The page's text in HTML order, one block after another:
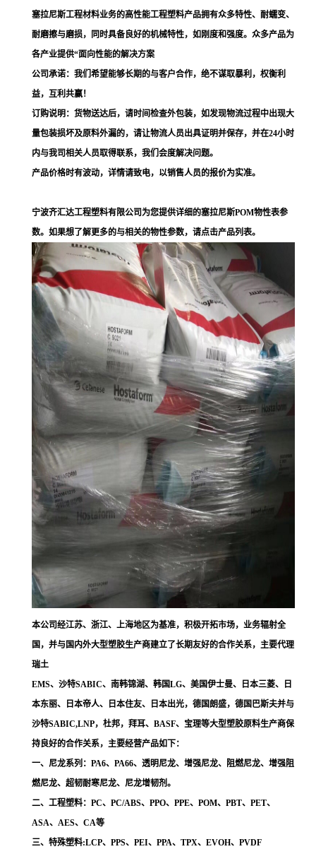
塞拉尼斯工程材料业务的高性能工程塑料产品拥有众多特性、耐蠕变、
耐磨擦与磨损，同时具备良好的机械特性，如刚度和强度。众多产品为
各产业提供“面向性能的解决方案
公司承诺：我们希望能够长期的与客户合作，绝不谋取暴利，权衡利
益，互利共赢！
订购说明：货物送达后，请时间检查外包装，如发现物流过程中出现大
量包装损坏及原料外漏的，请让物流人员出具证明并保存，并在24小时
内与我司相关人员取得联系，我们会度解决问题。
产品价格时有波动，详情请致电，以销售人员的报价为实准。
宁波齐汇达工程塑料有限公司为您提供详细的塞拉尼斯POM物性表参
数。如果想了解更多的与相关的物性参数，请点击产品列表。
本公司经江苏、浙江、上海地区为基准，积极开拓市场，业务辐射全
国，并与国内外大型塑胶生产商建立了长期友好的合作关系，主要代理
瑞土
EMS、沙特SABIC、南韩锦湖、韩国LG、美国伊士曼、日本三菱、日
本东丽、日本帝人、日本住友、日本出光，德国朗盛，德国巴斯夫并与
沙特SABIC,LNP，杜邦，拜耳、BASF、宝理等大型塑胶原料生产商保
持良好的合作关系，主要经营产品如下：
一、尼龙系列：PA6、PA66、透明尼龙、增强尼龙、阻燃尼龙、增强阻
燃尼龙、超韧耐寒尼龙、尼龙增韧剂。
二、工程塑料：PC、PC/ABS、PPO、PPE、POM、PBT、PET、
ASA、AES、CA等
三、特殊塑料:LCP、PPS、PEI、PPA、TPX、EVOH、PVDF